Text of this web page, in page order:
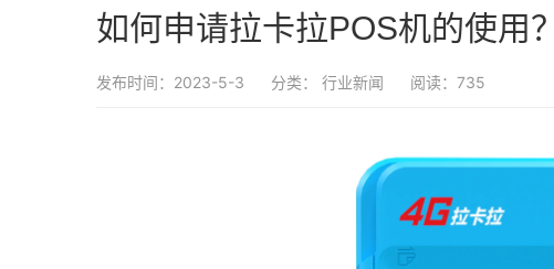
如何申请拉卡拉POS机的使用？
发布时间：2023-5-3 分类： 行业新闻 阅读：735